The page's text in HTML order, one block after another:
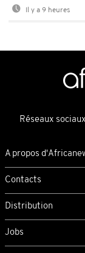
Il y a 9 heures
Réseaux sociaux
A propos
Contacts
Distribution
Jobs